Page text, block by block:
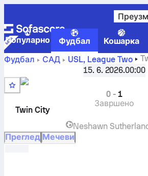
Популарно Фудбал Кошарка
Фудбал
САД USL, League Two
резулат уживо,
резултати, табела и предвиђања
15. 6. 2026.00:00
Twin City
0- 1
Завршено
Neshawn
Преглед Мечеви